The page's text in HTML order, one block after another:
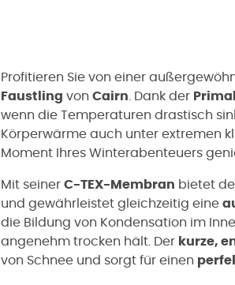
Profitieren Sie von einer
Faustling von Cairn . Dank der
wenn die Temperaturen drastisch
Körperwärme auch unter extremen
Moment Ihres Winterabenteuers
Mit seiner C-TEX-Membran bietet
und gewährleistet gleichzeitig eine
die Bildung von Kondensation im
angenehm trocken hält. Der kurze,
von Schnee und sorgt für einen